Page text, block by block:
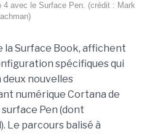
4 avec le Surface Pen. (crédit : Mark
la Surface Book, affichent
spécifiques qui
nouvelles
numérique Cortana de
Pen (dont
Le parcours balisé à